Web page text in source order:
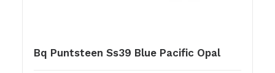
Bq Puntsteen Ss39 Blue Pacific Opal